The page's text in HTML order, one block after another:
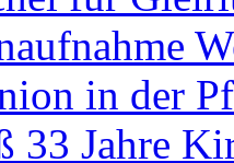
in der
33 Jahre